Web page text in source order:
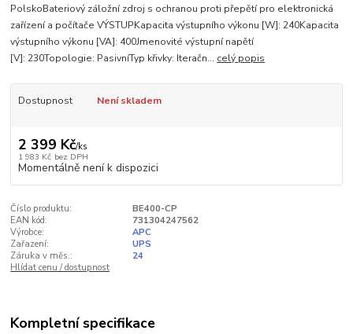
PolskoBateriový záložní zdroj s ochranou proti přepětí pro elektronická
zařízení a počítače VÝSTUPKapacita výstupního výkonu [W]: 240Kapacita
výstupního výkonu [VA]: 400Jmenovité výstupní napětí
[V]: 230Topologie: PasivníTyp křivky: Iteračn... celý popis
Dostupnost Není skladem
2 399 Kč/ks
1 983 Kč bez DPH
Momentálně není k dispozici
Číslo produktu:
BE400-CP
EAN kód:
731304247562
Výrobce:
APC
Zařazení:
UPS
Záruka v měs.:
24
Hlídat cenu / dostupnost
Kompletní specifikace